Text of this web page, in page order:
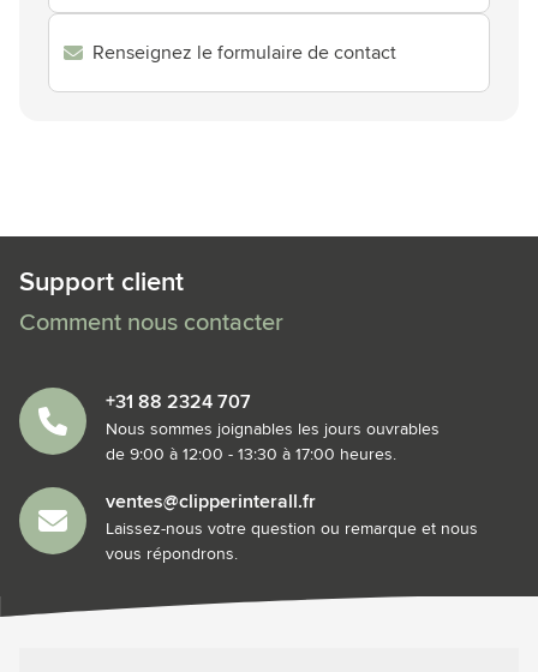
Renseignez le formulaire de contact
Support client
Comment nous contacter
+31 88 2324 707
Nous sommes joignables les jours ouvrables
de 9:00 à 12:00 - 13:30 à 17:00 heures.
ventes@clipperinterall.fr
Laissez-nous votre question ou remarque et nous
vous répondrons.